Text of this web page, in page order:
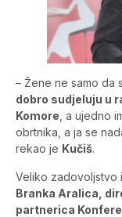
– Žene ne samo da
dobro sudjeluju u
Komore , a ujedno
obrtnika, a ja se
rekao je Kučiš.
Veliko zadovoljstvo
Branka Aralica,
partnerica